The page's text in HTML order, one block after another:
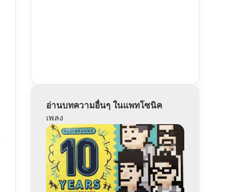
อ่านบทความอื่นๆ ในแพทโซนิค
เพลง